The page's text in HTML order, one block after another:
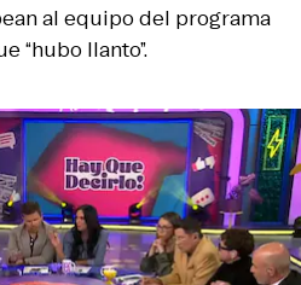
al equipo del programa
“hubo llanto”.